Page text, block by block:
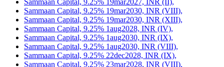
Sammaan Capital, 9.25% 19mar2027, INR (II),
Sammaan Capital, 9.25% 19mar2030, INR (VIII),
Sammaan Capital, 9.25% 19mar2030, INR (XIII),
Sammaan Capital, 9.25% 1aug2028, INR (IV),
Sammaan Capital, 9.25% 1aug2030, INR (IX),
Sammaan Capital, 9.25% 1aug2030, INR (VIII),
Sammaan Capital, 9.25% 22dec2028, INR (IX),
Sammaan Capital, 9.25% 23mar2028, INR (VIII),